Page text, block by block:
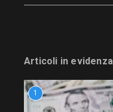
Articoli in evidenza
1